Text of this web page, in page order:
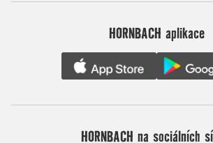
HORNBACH aplikace
HORNBACH na sociálních